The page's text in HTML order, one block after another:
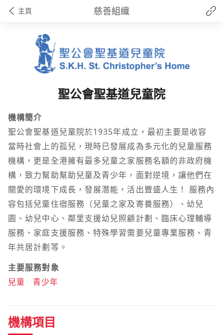
主頁 慈善組織
聖公會聖基道兒童院
機構簡介
聖公會聖基道兒童院於1935年成立，最初主要是收容
當時社會上的孤兒，現時已發展成為多元化的兒童服務
機構，更是全港擁有最多兒童之家服務名額的非政府機
構，致力幫助幫助兒童及青少年，面對逆境，讓他們在
關愛的環境下成長，發展潛能，活出豐盛人生！ 服務內
容包括兒童住宿服務（兒童之家及寄養服務）、幼兒
園、幼兒中心、鄰里支援幼兒照顧計劃、臨床心理輔導
服務、家庭支援服務、特殊學習需要兒童專業服務、青
年共居計劃等。
主要服務對象
兒童
青少年
機構項目